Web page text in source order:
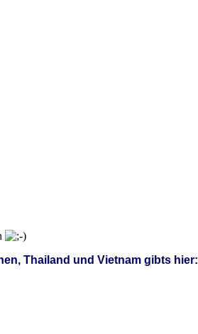
Thailand und Vietnam gibts hier: